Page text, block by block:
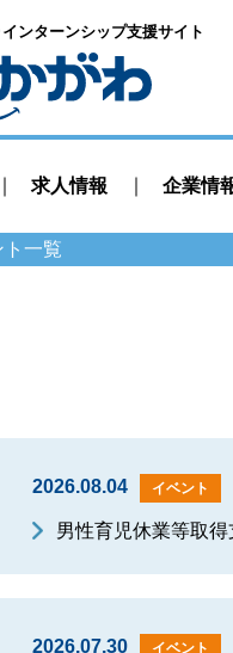
インターンシップ支援サイト
求人情報 企業情
ト一覧
2026.08.04 イベント
男性育児休業等取
2026.07.30 イベント